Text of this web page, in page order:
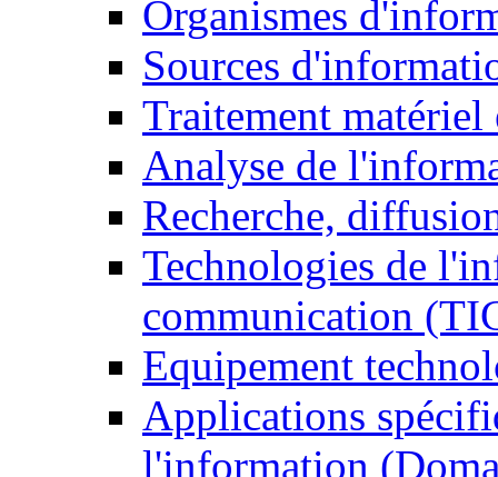
Organismes
Sources
Traitement matériel
Analyse de
Recherche,
Technologies de
communication
Equipement
Applications
l'information